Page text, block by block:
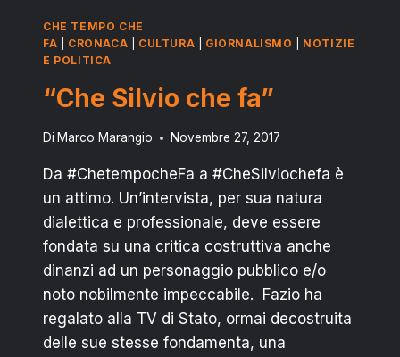
CHE TEMPO CHE
FA
CRONACA CULTURA GIORNALISMO
NOTIZIE
E POLITICA
“Che Silvio che fa”
Di Marco Marangio Novembre 27, 2017
Da #ChetempocheFa a #CheSilviochefa è
un attimo. Un’intervista, per sua natura
dialettica e professionale, deve essere
fondata su una critica costruttiva anche
dinanzi ad un personaggio pubblico e/o
noto nobilmente impeccabile. Fazio ha
regalato alla TV di Stato, ormai decostruita
delle sue stesse fondamenta, una